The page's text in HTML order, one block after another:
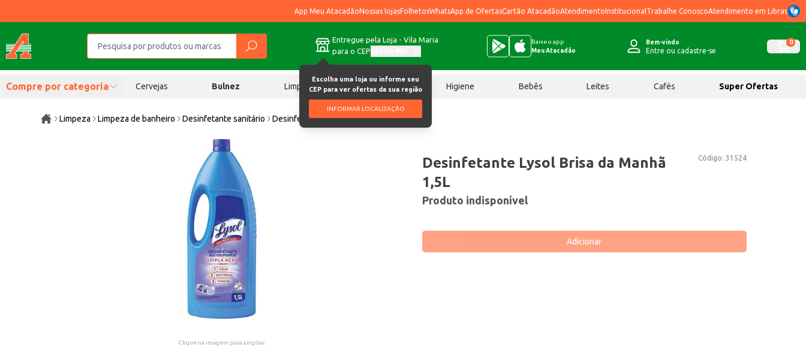
App Meu AtacadãoNossas lojasFolhetosWhatsApp de OfertasCartão AtacadãoAtendimentoInstitucional Trabalhe ConoscoAtendimento em Libras
Entregue pela Loja - Vila Maria
para o CEP
Escolha uma loja ou informe seu
CEP para ver ofertas da sua região
INFORMAR LOCALIZAÇÃO
Baixe o app
Meu Atacadão
Bem-vindo
Entre ou cadastre-se
0
Compre por categoria Cervejas Bulnez Limpeza Chocolates Higiene Bebês Leites Cafés Super Ofertas
Limpeza Limpeza de banheiro Desinfetante sanitário Desinfetante Lysol Brisa da Manhã 1,5L
Clique na imagem para ampliar.
Código: 31524
Desinfetante Lysol Brisa da Manhã
1,5L
Produto indisponível
Adicionar